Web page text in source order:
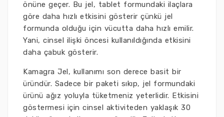
önüne geçer. Bu jel, tablet formundaki ilaçlara
göre daha hızlı etkisini gösterir çünkü jel
formunda olduğu için vücutta daha hızlı emilir.
Yani, cinsel ilişki öncesi kullanıldığında etkisini
daha çabuk gösterir.
Kamagra Jel, kullanımı son derece basit bir
üründür. Sadece bir paketi sıkıp, jel formundaki
ürünü ağız yoluyla tüketmeniz yeterlidir. Etkisini
göstermesi için cinsel aktiviteden yaklaşık 30